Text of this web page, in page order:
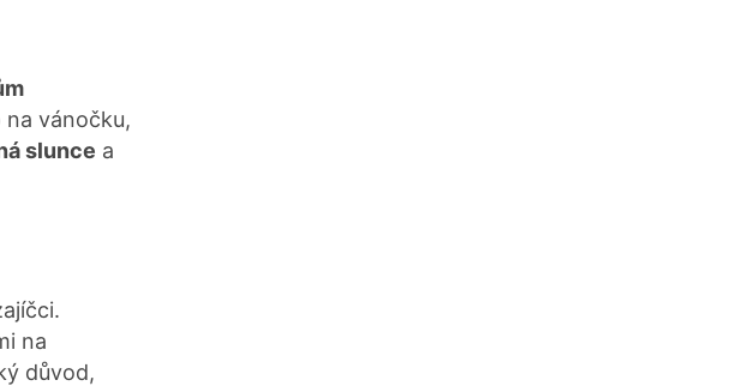
vánočku,
slunce a
na
důvod,